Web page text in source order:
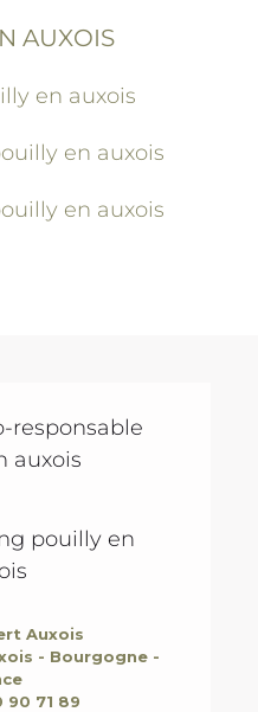
AUXOIS
Auxois
- Bourgogne -
90 71 89